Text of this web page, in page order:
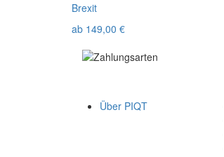
Brexit
ab 149,00 €
Über PIQT